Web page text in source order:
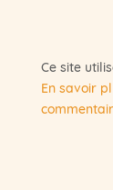
Ce site
En savoir